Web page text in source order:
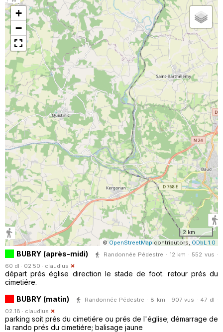
Trier par
Horodatage Photos
+
−
2 km
© OpenStreetMap contributors, ODbL 1.0
BUBRY (après-midi)
Randonnée Pédestre · 12 km · 552 vus ·
60 dl · 02:50 · claudius
départ prés église direction le stade de foot. retour prés du
cimetiére.
BUBRY (matin)
Randonnée Pédestre · 8 km · 907 vus · 47 dl ·
02:18 · claudius
parking soit prés du cimetiére ou prés de l'église; démarrage de
la rando prés du cimetiére; balisage jaune